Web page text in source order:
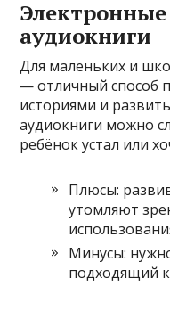
аудиокниги
Для маленьких и
— отличный способ
историями и
аудиокниги можно
ребёнок устал или
Плюсы:
утомляют
Минусы:
подходящий